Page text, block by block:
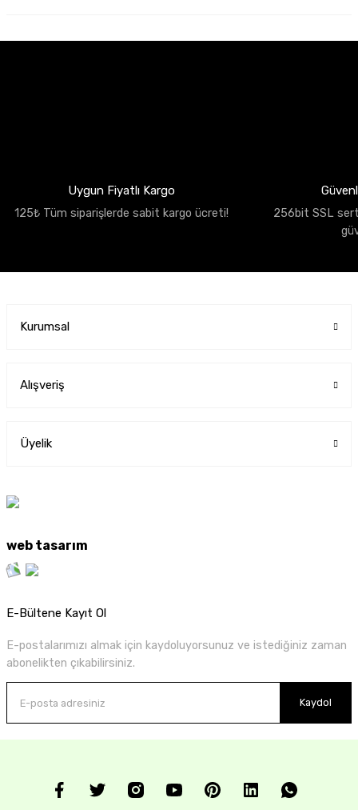
Uygun Fiyatlı Kargo
125₺ Tüm siparişlerde sabit kargo ücreti!
256bit SSL
Kurumsal
Alışveriş
Üyelik
web tasarım
E-Bültene Kayıt Ol
E-postalarımızı almak için kaydoluyorsunuz ve istediğiniz zaman
abonelikten çıkabilirsiniz.
Kaydol